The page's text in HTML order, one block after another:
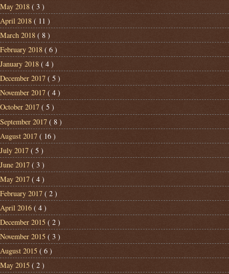
May 2018 ( 3 )
April 2018 ( 11 )
March 2018 ( 8 )
February 2018 ( 6 )
January 2018 ( 4 )
December 2017 ( 5 )
November 2017 ( 4 )
October 2017 ( 5 )
September 2017 ( 8 )
August 2017 ( 16 )
July 2017 ( 5 )
June 2017 ( 3 )
May 2017 ( 4 )
February 2017 ( 2 )
April 2016 ( 4 )
December 2015 ( 2 )
November 2015 ( 3 )
August 2015 ( 6 )
May 2015 ( 2 )